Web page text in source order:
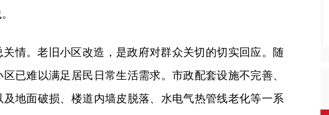
关情。老旧小区改造，是政府对群众关切的切实回应。随
已难以满足居民日常生活需求。市政配套设施不完善、
地面破损、楼道内墙皮脱落、水电气热管线老化等一系